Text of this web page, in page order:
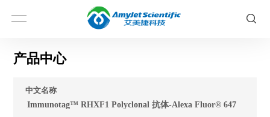
产品中心
中文名称
Immunotag™ RHXF1 Polyclonal 抗体-Alexa Fluor® 647